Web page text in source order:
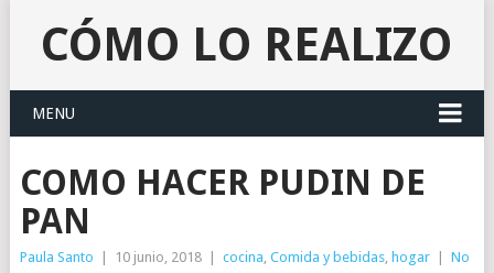
CÓMO LO REALIZO
MENU
COMO HACER PUDIN DE
PAN
Paula Santo 10 junio, 2018 cocina, Comida y bebidas, hogar
No